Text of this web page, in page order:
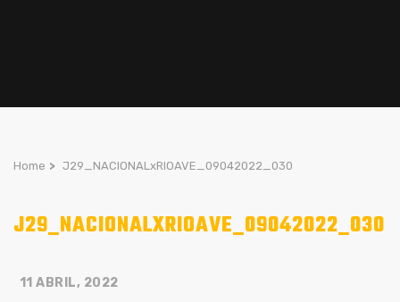
Home > J29_NACIONALxRIOAVE_09042022_030
J29_NACIONALXRIOAVE_09042022_030
11 ABRIL, 2022